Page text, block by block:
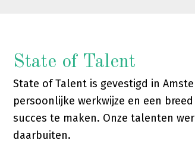
State of Talent
State of Talent is gevestigd in
persoonlijke werkwijze en een
succes te maken. Onze talenten
daarbuiten.